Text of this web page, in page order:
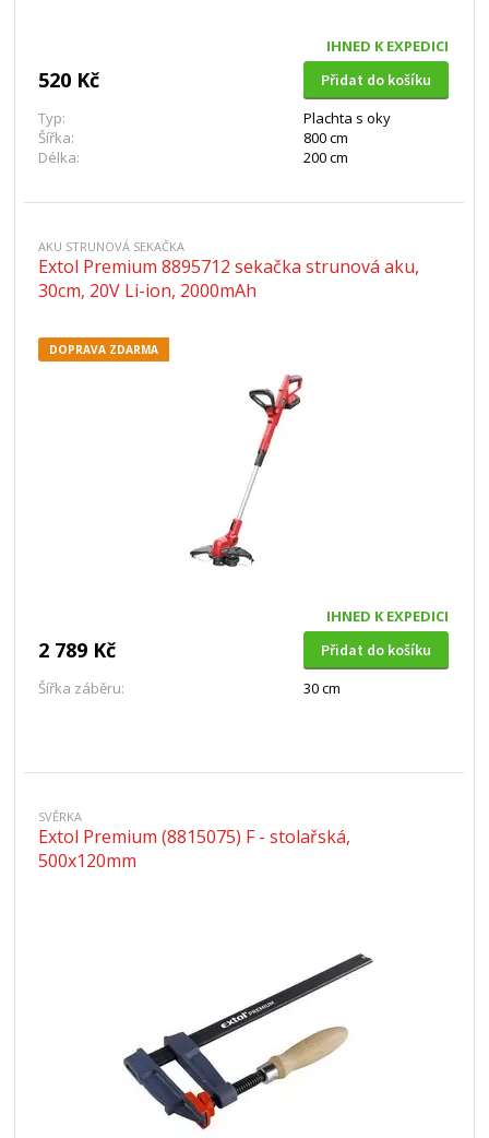
IHNED K EXPEDICI
520 Kč
Přidat do košíku
Typ:
Plachta s oky
Šířka:
800 cm
Délka:
200 cm
AKU STRUNOVÁ SEKAČKA
Extol Premium 8895712 sekačka strunová aku,
30cm, 20V Li-ion, 2000mAh
DOPRAVA ZDARMA
IHNED K EXPEDICI
2 789 Kč
Přidat do košíku
Šířka záběru:
30 cm
SVĚRKA
Extol Premium (8815075) F - stolařská,
500x120mm